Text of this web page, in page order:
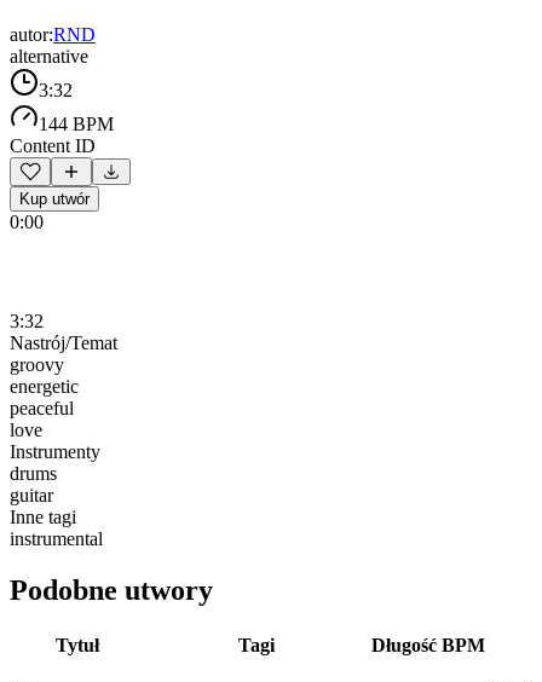
autor:RND
alternative
3:32
144 BPM
Content ID
Kup utwór
0:00
3:32
Nastrój/Temat
groovy
energetic
peaceful
love
Instrumenty
drums
guitar
Inne tagi
instrumental
Podobne utwory
Tytuł Tagi Długość BPM